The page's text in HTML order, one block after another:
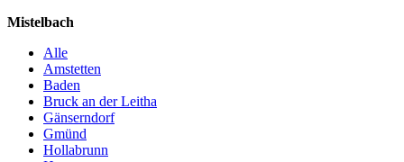
Mistelbach
Alle
Amstetten
Baden
Bruck an der Leitha
Gänserndorf
Gmünd
Hollabrunn